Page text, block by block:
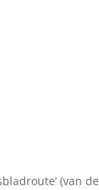
(van de